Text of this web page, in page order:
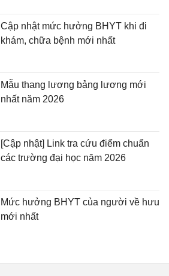
Cập nhật mức hưởng BHYT khi đi
khám, chữa bệnh mới nhất
Mẫu thang lương bảng lương mới
nhất năm 2026
[Cập nhật] Link tra cứu điểm chuẩn
các trường đại học năm 2026
Mức hưởng BHYT của người về hưu
mới nhất